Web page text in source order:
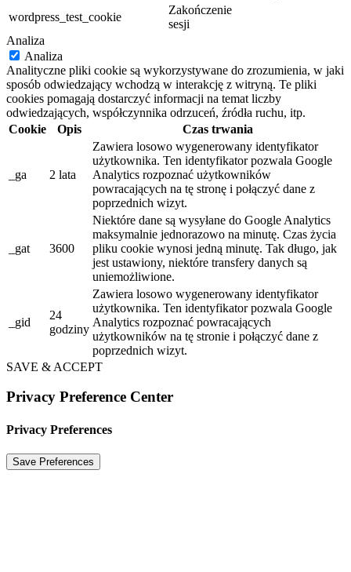
wordpress_test_cookie
Zakończenie
sesji
Analiza
Analiza
Analityczne pliki cookie są wykorzystywane do zrozumienia, w jaki
sposób odwiedzający wchodzą w interakcję z witryną. Te pliki
cookies pomagają dostarczyć informacji na temat liczby
odwiedzających, współczynnika odrzuceń, źródła ruchu, itp.
Cookie
Opis Czas trwania
_ga 2 lata
Zawiera losowo wygenerowany identyfikator
użytkownika. Ten identyfikator pozwala Google
Analytics rozpoznać użytkowników
powracających na tę stronę i połączyć dane z
poprzednich wizyt.
_gat 3600
Niektóre dane są wysyłane do Google Analytics
maksymalnie jednorazowo na minutę. Czas życia
pliku cookie wynosi jedną minutę. Tak długo, jak
jest ustawiony, niektóre transfery danych są
uniemożliwione.
_gid
24
godziny
Zawiera losowo wygenerowany identyfikator
użytkownika. Ten identyfikator pozwala Google
Analytics rozpoznać powracających
użytkowników na tę stronie i połączyć dane z
poprzednich wizyt.
SAVE & ACCEPT
Privacy Preference Center
Privacy Preferences